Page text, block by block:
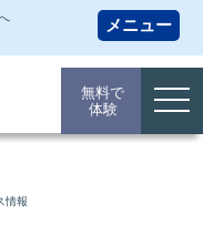
無料で
体験
情報